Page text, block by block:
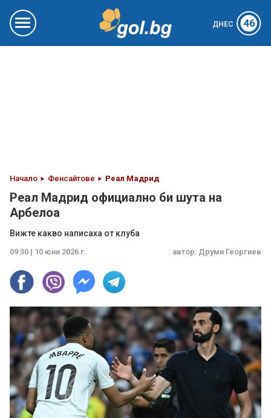
ДНЕС 46
Начало Фенсайтове Реал Мадрид
Реал Мадрид официално би шута на
Арбелоа
Вижте какво написаха от клуба
09:30 | 10 юни 2026 г. автор: Друми Георгиев